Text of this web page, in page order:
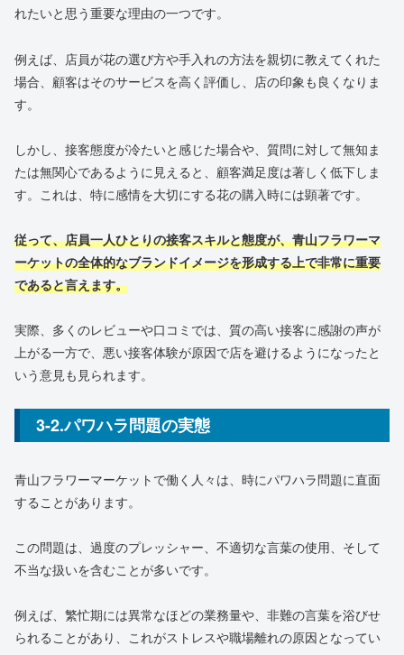
れたいと思う重要な理由の一つです。
例えば、店員が花の選び方や手入れの方法を親切に教えてくれた
場合、顧客はそのサービスを高く評価し、店の印象も良くなりま
す。
しかし、接客態度が冷たいと感じた場合や、質問に対して無知ま
たは無関心であるように見えると、顧客満足度は著しく低下しま
す。これは、特に感情を大切にする花の購入時には顕著です。
従って、店員一人ひとりの接客スキルと態度が、青山フラワーマ
ーケットの全体的なブランドイメージを形成する上で非常に重要
であると言えます。
実際、多くのレビューや口コミでは、質の高い接客に感謝の声が
上がる一方で、悪い接客体験が原因で店を避けるようになったと
いう意見も見られます。
3-2.パワハラ問題の実態
青山フラワーマーケットで働く人々は、時にパワハラ問題に直面
することがあります。
この問題は、過度のプレッシャー、不適切な言葉の使用、そして
不当な扱いを含むことが多いです。
例えば、繁忙期には異常なほどの業務量や、非難の言葉を浴びせ
られることがあり、これがストレスや職場離れの原因となってい